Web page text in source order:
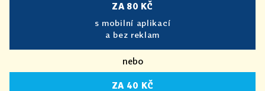
ZA 80 KČ
s mobilní aplikací
a bez reklam
nebo
ZA 40 KČ